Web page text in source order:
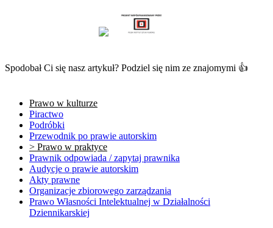
Spodobał Ci się nasz artykuł? Podziel się nim ze znajomymi 👍
Prawo w kulturze
Piractwo
Podróbki
Przewodnik po prawie autorskim
> Prawo w praktyce
Prawnik odpowiada / zapytaj prawnika
Audycje o prawie autorskim
Akty prawne
Organizacje zbiorowego zarządzania
Prawo Własności Intelektualnej w Działalności
Dziennikarskiej